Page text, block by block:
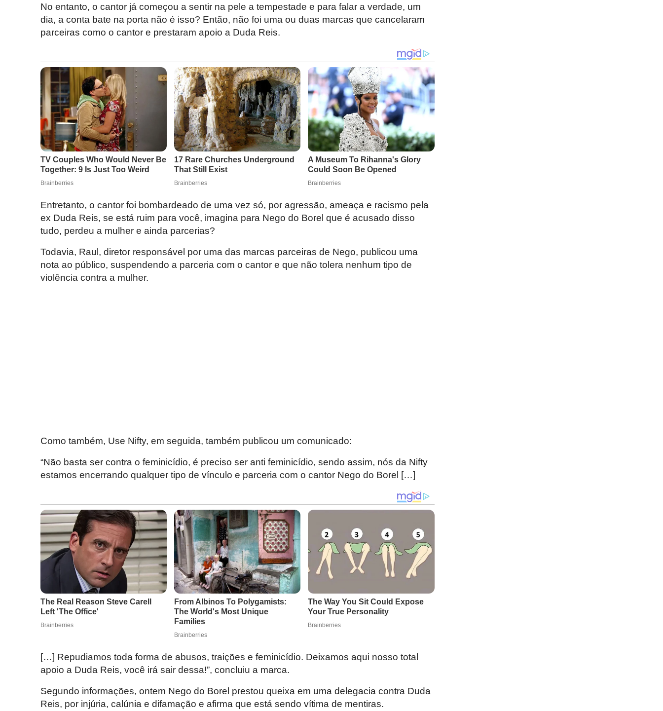
No entanto, o cantor já começou a sentir na pele a tempestade e para falar a verdade, um
dia, a conta bate na porta não é isso? Então, não foi uma ou duas marcas que cancelaram
parceiras como o cantor e prestaram apoio a Duda Reis.
Entretanto, o cantor foi bombardeado de uma vez só, por agressão, ameaça e racismo pela
ex Duda Reis, se está ruim para você, imagina para Nego do Borel que é acusado disso
tudo, perdeu a mulher e ainda parcerias?
Todavia, Raul, diretor responsável por uma das marcas parceiras de Nego, publicou uma
nota ao público, suspendendo a parceria com o cantor e que não tolera nenhum tipo de
violência contra a mulher.
Como também, Use Nifty, em seguida, também publicou um comunicado:
“Não basta ser contra o feminicídio, é preciso ser anti feminicídio, sendo assim, nós da Nifty
estamos encerrando qualquer tipo de vínculo e parceria com o cantor Nego do Borel […]
[…] Repudiamos toda forma de abusos, traições e feminicídio. Deixamos aqui nosso total
apoio a Duda Reis, você irá sair dessa!”, concluiu a marca.
Segundo informações, ontem Nego do Borel prestou queixa em uma delegacia contra Duda
Reis, por injúria, calúnia e difamação e afirma que está sendo vítima de mentiras.